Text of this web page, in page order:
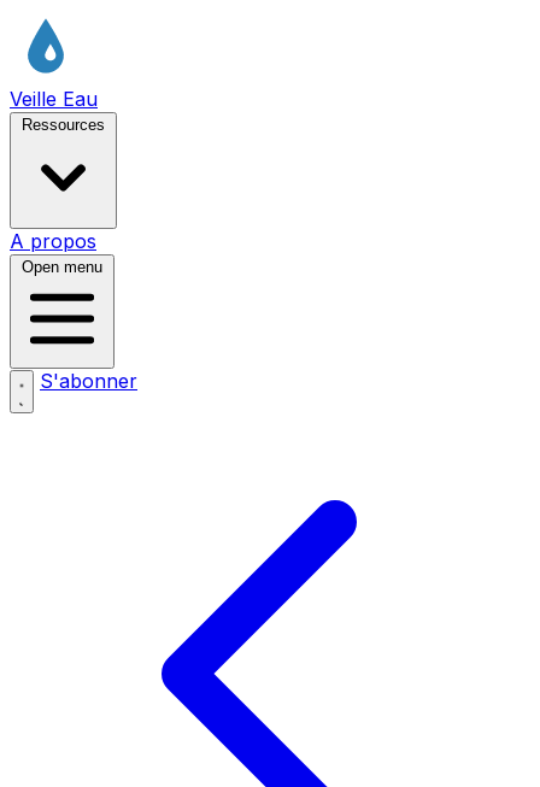
Veille Eau
Ressources
A propos
Open menu
S'abonner